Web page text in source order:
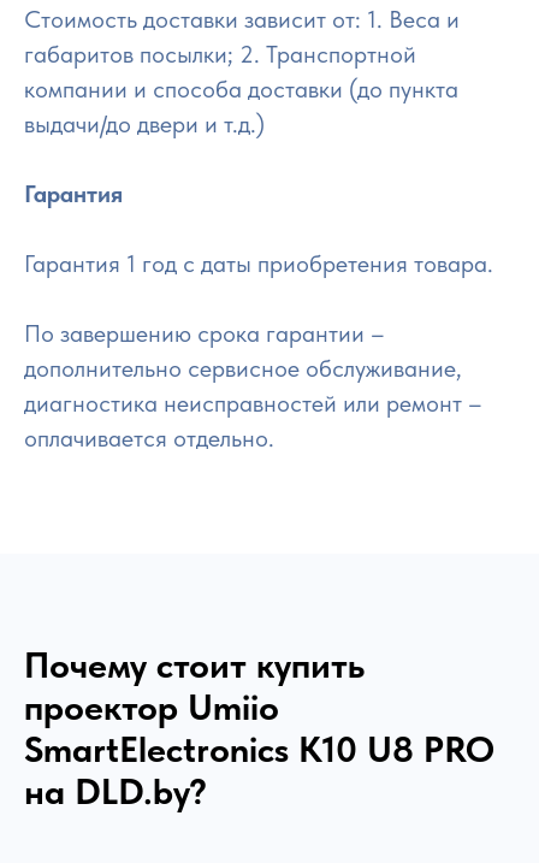
Стоимость доставки зависит от: 1. Веса и
габаритов посылки; 2. Транспортной
компании и способа доставки (до пункта
выдачи/до двери и т.д.)
Гарантия
Гарантия 1 год с даты приобретения товара.
По завершению срока гарантии –
дополнительно сервисное обслуживание,
диагностика неисправностей или ремонт –
оплачивается отдельно.
Почему стоит купить
проектор Umiio
SmartElectronics К10 U8 PRO
на DLD.by?